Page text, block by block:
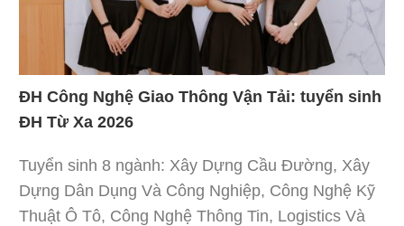
ĐH Công Nghệ Giao Thông Vận Tải: tuyển sinh
ĐH Từ Xa 2026
Tuyển sinh 8 ngành: Xây Dựng Cầu Đường, Xây
Dựng Dân Dụng Và Công Nghiệp, Công Nghệ Kỹ
Thuật Ô Tô, Công Nghệ Thông Tin, Logistics Và